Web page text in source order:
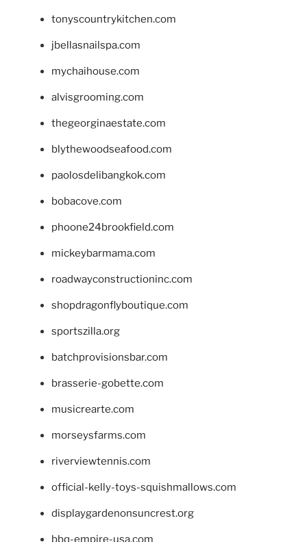
tonyscountrykitchen.com
jbellasnailspa.com
mychaihouse.com
alvisgrooming.com
thegeorginaestate.com
blythewoodseafood.com
paolosdelibangkok.com
bobacove.com
phoone24brookfield.com
mickeybarmama.com
roadwayconstructioninc.com
shopdragonflyboutique.com
sportszilla.org
batchprovisionsbar.com
brasserie-gobette.com
musicrearte.com
morseysfarms.com
riverviewtennis.com
official-kelly-toys-squishmallows.com
displaygardenonsuncrest.org
bbq-empire-usa.com